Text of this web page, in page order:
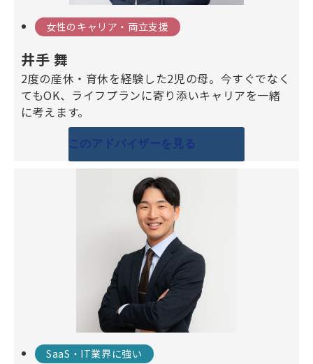
女性のキャリア・両立支援
井手 舞
2度の産休・育休を経験した2児の母。今すぐでなく
てもOK、ライフプランに寄り添いキャリアを一緒
に考えます。
このアドバイザーを見る
SaaS・IT業界に強い